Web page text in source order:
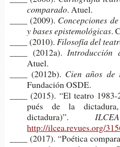
comparado. Atuel.
____ (2009). Con­cep­cio­nes
y bases epistemológicas.
____ (2010). Filo­so­fía del
____ (2012a). Intro­duc­ción
Atuel.
____ (2012b). Cien años de
Fundación OSDE.
____ (2015). “El tea­tro
pués de la
dictadura)”.ILCEA
http://ilcea.revues.org/
____ (2017). “Poé­ti­ca